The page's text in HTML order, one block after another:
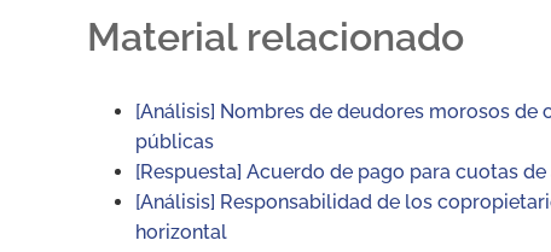
Material relacionado
[Análisis] Nombres de deudores morosos
públicas
[Respuesta] Acuerdo de pago para cuotas
[Análisis] Responsabilidad de los
horizontal